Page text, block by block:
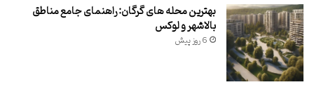
بهترین محله های گرگان: راهنمای جامع مناطق
بالاشهر و لوکس
6 روز پیش